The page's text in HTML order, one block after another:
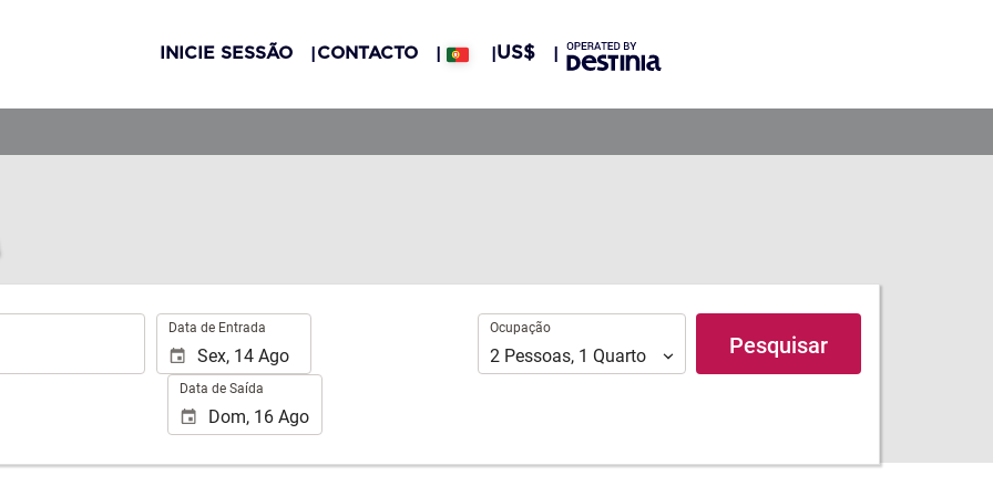
INICIE SESSÃO CONTACTO US$
Data de Entrada
Data de Saída
Ocupação
Ocupação
2 Pessoas, 1 Quarto Pesquisar